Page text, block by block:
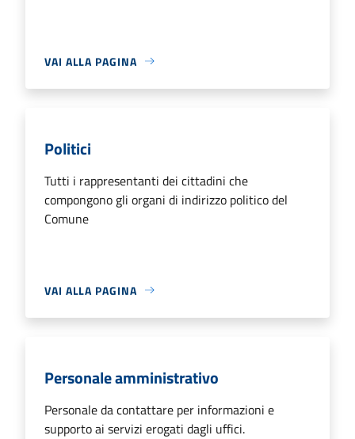
VAI ALLA PAGINA
Politici
Tutti i rappresentanti dei cittadini che
compongono gli organi di indirizzo politico del
Comune
VAI ALLA PAGINA
Personale amministrativo
Personale da contattare per informazioni e
supporto ai servizi erogati dagli uffici.